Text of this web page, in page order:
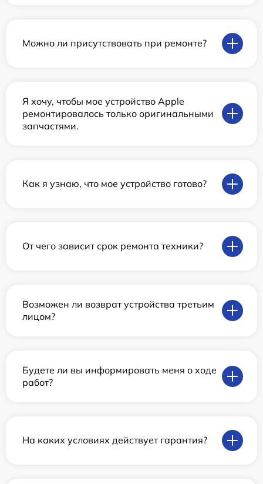
Можно ли присутствовать при ремонте?
Я хочу, чтобы мое устройство Apple
ремонтировалось только оригинальными
запчастями.
Как я узнаю, что мое устройство готово?
От чего зависит срок ремонта техники?
Возможен ли возврат устройства третьим
лицом?
Будете ли вы информировать меня о ходе
работ?
На каких условиях действует гарантия?